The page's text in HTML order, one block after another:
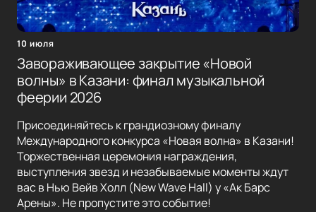
10 июля
Завораживающее закрытие «Новой
волны» в Казани: финал музыкальной
феерии 2026
Присоединяйтесь к грандиозному финалу
Международного конкурса «Новая волна» в Казани!
Торжественная церемония награждения,
выступления звезд и незабываемые моменты ждут
вас в Нью Вейв Холл (New Wave Hall) у «Ак Барс
Арены». Не пропустите это событие!